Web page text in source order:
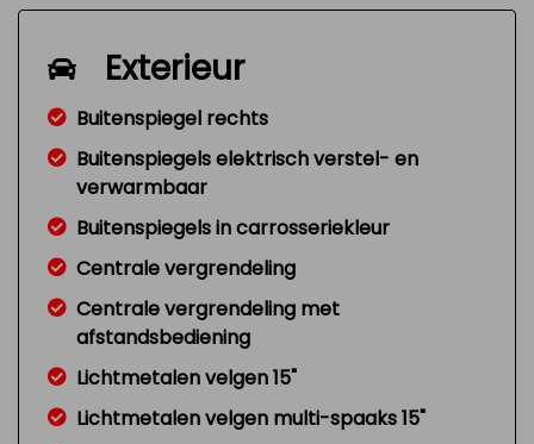
Exterieur
Buitenspiegel rechts
Buitenspiegels elektrisch verstel- en
verwarmbaar
Buitenspiegels in carrosseriekleur
Centrale vergrendeling
Centrale vergrendeling met
afstandsbediening
Lichtmetalen velgen 15"
Lichtmetalen velgen multi-spaaks 15"